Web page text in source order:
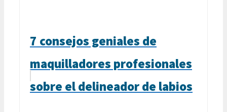
7 consejos geniales de
maquilladores profesionales
sobre el delineador de labios